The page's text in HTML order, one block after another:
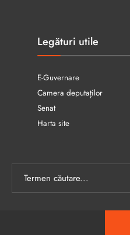
Legături utile
E-Guvernare
Camera deputaților
Senat
Harta site